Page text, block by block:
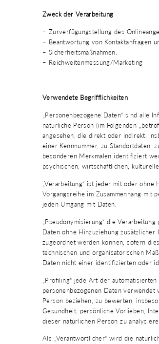
Zweck der Verarbeitung
– Zurverfügungstellung des
– Beantwortung von Kontaktanfragen
– Sicherheitsmaßnahmen.
– Reichweitenmessung/Marketing
Verwendete Begrifflichkeiten
„Personenbezogene Daten“ sind alle
natürliche Person (im Folgenden
angesehen, die direkt oder indirekt,
einer Kennnummer, zu Standortdaten,
besonderen Merkmalen identifiziert
psychischen, wirtschaftlichen,
„Verarbeitung“ ist jeder mit oder
Vorgangsreihe im Zusammenhang mit
jeden Umgang mit Daten.
„Pseudonymisierung“ die
Daten ohne Hinzuziehung
zugeordnet werden können, sofern
technischen und organisatorischen
Daten nicht einer identifizierten oder
„Profiling“ jede Art der
personenbezogenen Daten
Person beziehen, zu bewerten,
Gesundheit, persönliche Vorlieben,
dieser natürlichen Person zu
Als „Verantwortlicher“ wird die